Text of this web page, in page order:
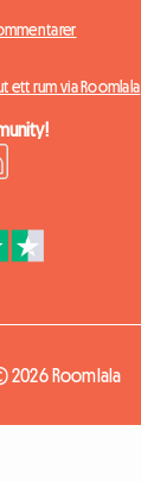
ett rum via Roomlala
2026 Roomlala